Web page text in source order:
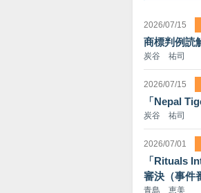
2026/07/15
商標判例読
炭谷 祐司
2026/07/15
「Nepal
炭谷 祐司
2026/07/01
「Rituals
審決（事件
青島 恵美